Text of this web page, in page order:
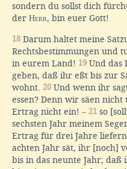
sondern du sollst dich
der Herr, bin euer Gott!
18 Darum haltet meine
Rechtsbestimmungen und
in eurem Land! 19 Und das
geben, daß ihr eßt bis zur
wohnt. 20 Und wenn ihr
essen? Denn wir säen
Ertrag nicht ein! – 21 so
sechsten Jahr meinem
Ertrag für drei Jahre liefern
achten Jahr sät, ihr [noch]
bis in das neunte Jahr; daß